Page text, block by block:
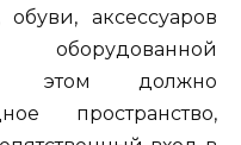
аксессуаров
этом должно
пространство,